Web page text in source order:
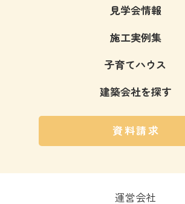
見学会情報
施工実例集
子育てハウス
建築会社を探す
資料請求
運営会社